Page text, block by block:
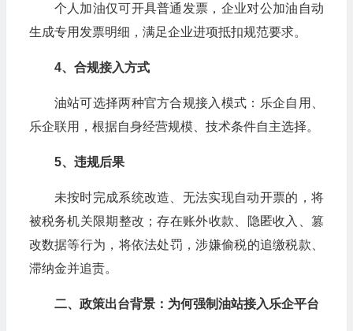
个人加油仅可开具普通发票，企业对公加油自动
生成专用发票明细，满足企业进项抵扣规范要求。
4、合规接入方式
油站可选择两种官方合规接入模式：乐企自用、
乐企联用，根据自身经营规模、技术条件自主选择。
5、违规后果
未按时完成系统改造、无法实现自动开票的，将
被税务机关限期整改；存在账外收款、隐匿收入、篡
改数据等行为，将依法处罚，涉嫌偷税的追缴税款、
滞纳金并追责。
二、政策出台背景：为何强制油站接入乐企平台